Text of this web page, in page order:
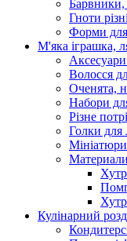
Барвники,
Гноти різні
Форми для
М'яка іграшка,
Волосся
Оченята,
Набори
Різне
Голки для
Мініатюри
Материали
Кулінарний